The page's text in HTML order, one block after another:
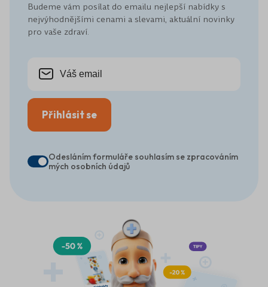
Budeme vám posílat do emailu nejlepší nabídky s
nejvýhodnějšími cenami a slevami, aktuální novinky
pro vaše zdraví.
Přihlásit se
Odesláním formuláře souhlasím se zpracováním
mých osobních údajů